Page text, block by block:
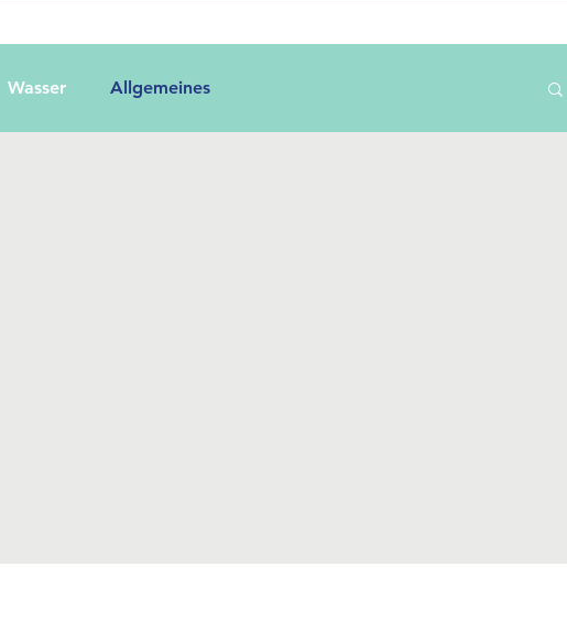
Wasser Allgemeines